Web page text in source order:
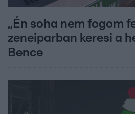
„Én soha nem fogom
zeneiparban keresi a
Bence